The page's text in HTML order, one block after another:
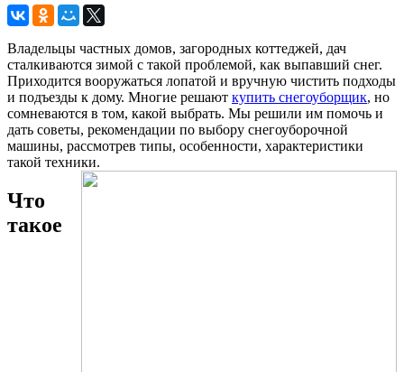
Владельцы частных домов, загородных коттеджей, дач
сталкиваются зимой с такой проблемой, как выпавший снег.
Приходится вооружаться лопатой и вручную чистить подходы
и подъезды к дому. Многие решают купить снегоуборщик, но
сомневаются в том, какой выбрать. Мы решили им помочь и
дать советы, рекомендации по выбору снегоуборочной
машины, рассмотрев типы, особенности, характеристики
такой техники.
Что
такое